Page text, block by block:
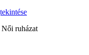
Női ruházat